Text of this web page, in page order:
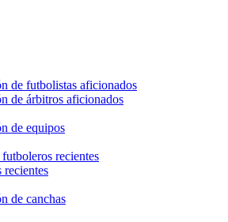
de futbolistas aficionados
de árbitros aficionados
de equipos
recientes
recientes
de canchas